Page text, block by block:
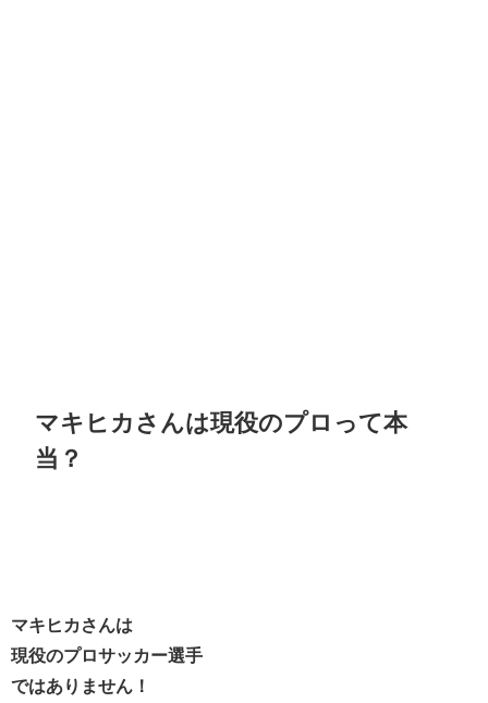
マキヒカさんは現役のプロって本
当？
マキヒカさんは
現役のプロサッカー選手
ではありません！